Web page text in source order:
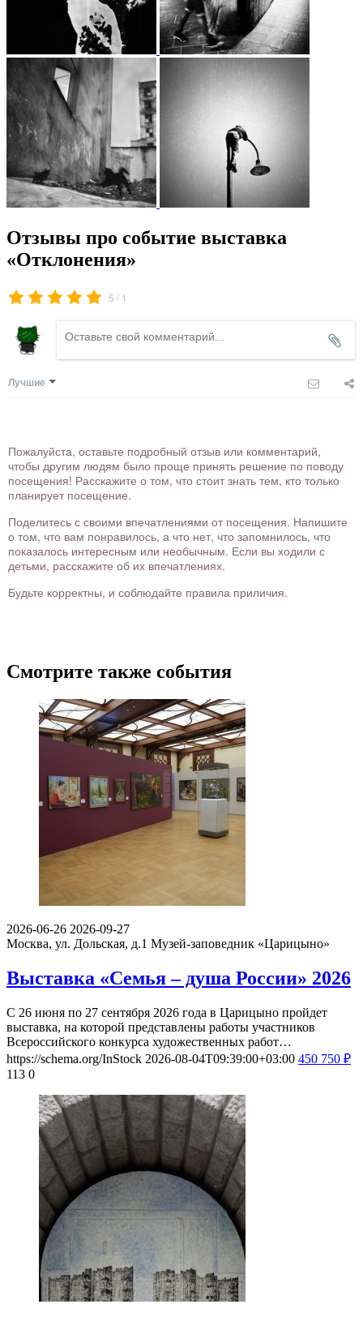
Отзывы про событие выставка
«Отклонения»
5 / 1
Лучшие
Пожалуйста, оставьте подробный отзыв или комментарий,
чтобы другим людям было проще принять решение по поводу
посещения! Расскажите о том, что стоит знать тем, кто только
планирует посещение.
Поделитесь с своими впечатлениями от посещения. Напишите
о том, что вам понравилось, а что нет, что запомнилось, что
показалось интересным или необычным. Если вы ходили с
детьми, расскажите об их впечатлениях.
Будьте корректны, и соблюдайте правила приличия.
Смотрите также события
2026-06-26 2026-09-27
Москва, ул. Дольская, д.1 Музей-заповедник «Царицыно»
Выставка «Семья – душа России» 2026
С 26 июня по 27 сентября 2026 года в Царицыно пройдет
выставка, на которой представлены работы участников
Всероссийского конкурса художественных работ…
https://schema.org/InStock 2026-08-04T09:39:00+03:00 450 750 ₽
113 0